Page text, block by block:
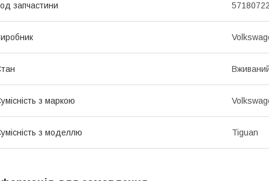
запчастини
з маркою
з моделлю Tiguan